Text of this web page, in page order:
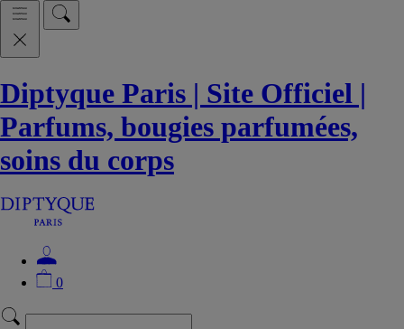
Diptyque Paris | Site Officiel |
Parfums, bougies parfumées,
soins du corps
0